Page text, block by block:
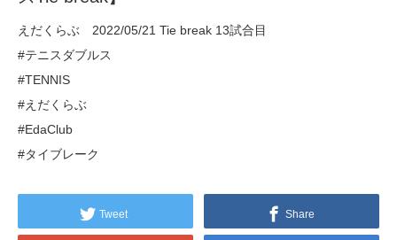
えだくらぶ 2022/05/21 Tie break 13試合目
#テニスダブルス
#TENNIS
#えだくらぶ
#EdaClub
#タイブレーク
Tweet Share